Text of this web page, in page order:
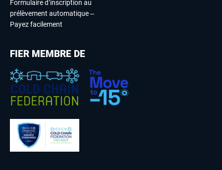
Formulaire d’inscription au
prélèvement automatique –
Payez facilement
FIER MEMBRE DE